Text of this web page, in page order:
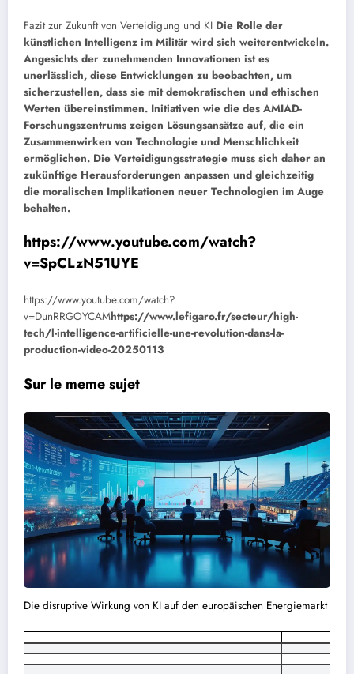
Fazit zur Zukunft von Verteidigung und KI Die Rolle der
künstlichen Intelligenz im Militär wird sich weiterentwickeln.
Angesichts der zunehmenden Innovationen ist es
unerlässlich, diese Entwicklungen zu beobachten, um
sicherzustellen, dass sie mit demokratischen und ethischen
Werten übereinstimmen. Initiativen wie die des AMIAD-
Forschungszentrums zeigen Lösungsansätze auf, die ein
Zusammenwirken von Technologie und Menschlichkeit
ermöglichen. Die Verteidigungsstrategie muss sich daher an
zukünftige Herausforderungen anpassen und gleichzeitig
die moralischen Implikationen neuer Technologien im Auge
behalten.
https://www.youtube.com/watch?
v=SpCLzN51UYE
https://www.youtube.com/watch?
v=DunRRGOYCAMhttps://www.lefigaro.fr/secteur/high-
tech/l-intelligence-artificielle-une-revolution-dans-la-
production-video-20250113
Sur le meme sujet
Die disruptive Wirkung von KI auf den europäischen Energiemarkt